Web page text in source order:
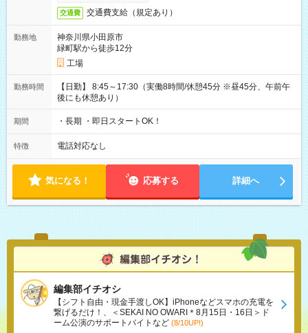
交通費 交通費支給（規定あり）
勤務地
神奈川県小田原市
緑町駅から徒歩12分
工場
勤務時間
【日勤】 8:45～17:30（実働8時間/休憩45分 ※昼45分、午前午
後にも休憩あり）
期間 ・長期 ・即日スタートOK！
特徴 電話対応なし
気になる！ 応募する 詳細へ
編集部イチオシ
【シフト自由・現金手渡しOK】iPhoneなどスマホの充電を
繋げるだけ！、＜SEKAI NO OWARI＊8月15日・16日＞ド
ーム公演のサポートバイトなど (8/10UP!)